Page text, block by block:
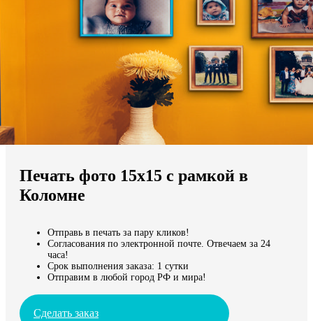
Мы доставляем по всему миру
Продолжить без города
Печать фото 15х15 с рамкой в
Коломне
Отправь в печать за пару кликов!
Согласования по электронной почте. Отвечаем за 24
часа!
Срок выполнения заказа: 1 сутки
Отправим в любой город РФ и мира!
Сделать заказ